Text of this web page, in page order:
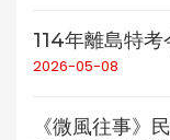
114年離島特
2026-05-08
《微風往事》